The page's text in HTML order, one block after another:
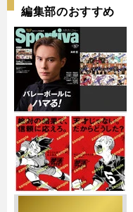
編集部のおすすめ